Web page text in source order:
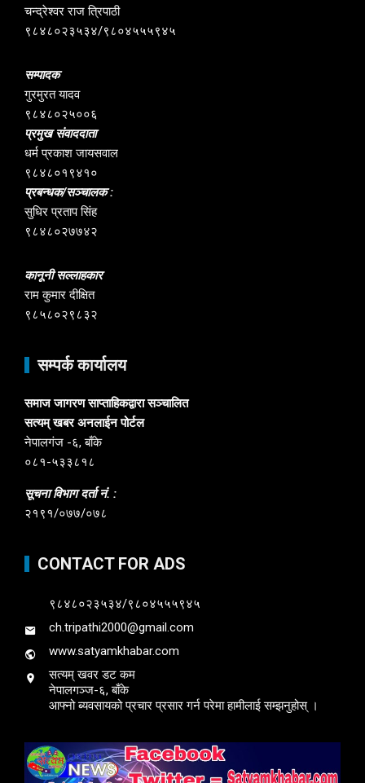
चन्द्रेश्वर राज त्रिपाठी
९८४८०२३५३४/९८०४५५५९४५
सम्पादक
गुरमुरत यादव
९८४८०२५००६
प्रमुख संवाददाता
धर्म प्रकाश जायसवाल
९८४८०१९४१०
प्रबन्धक/सञ्चालक :
सुधिर प्रताप सिंह
९८४८०२७७४२
कानूनी सल्लाहकार
राम कुमार दीक्षित
९८५८०२९८३२
सम्पर्क कार्यालय
समाज जागरण साप्ताहिकद्वारा सञ्चालित
सत्यम् खबर अनलाईन पोर्टल
नेपालगंज -६, बाँके
०८१-५३३८१८
सूचना विभाग दर्ता नं. :
२१९१/०७७/०७८
CONTACT FOR ADS
९८४८०२३५३४/९८०४५५५९४५
ch.tripathi2000@gmail.com
www.satyamkhabar.com
सत्यम् खवर डट कम
नेपालगञ्ज-६, बाँके
आफ्नो ब्यवसायको प्रचार प्रसार गर्न परेमा हामीलाई सम्झनुहोस् ।